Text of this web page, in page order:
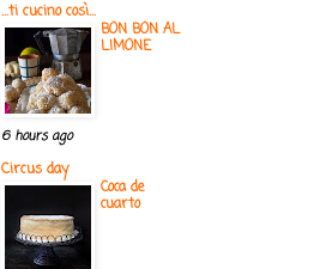
...ti cucino così...
BON BON AL
LIMONE
6 hours ago
Circus day
Coca de
cuarto